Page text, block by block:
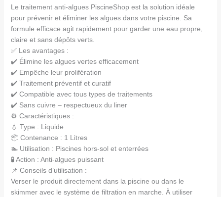
Le traitement anti-algues PiscineShop est la solution idéale
pour prévenir et éliminer les algues dans votre piscine. Sa
formule efficace agit rapidement pour garder une eau propre,
claire et sans dépôts verts.
✅ Les avantages :
✔️ Élimine les algues vertes efficacement
✔️ Empêche leur prolifération
✔️ Traitement préventif et curatif
✔️ Compatible avec tous types de traitements
✔️ Sans cuivre – respectueux du liner
⚙️ Caractéristiques :
💧 Type : Liquide
📦 Contenance : 1 Litres
🏊 Utilisation : Piscines hors-sol et enterrées
🧪 Action : Anti-algues puissant
📌 Conseils d’utilisation :
Verser le produit directement dans la piscine ou dans le
skimmer avec le système de filtration en marche. À utiliser